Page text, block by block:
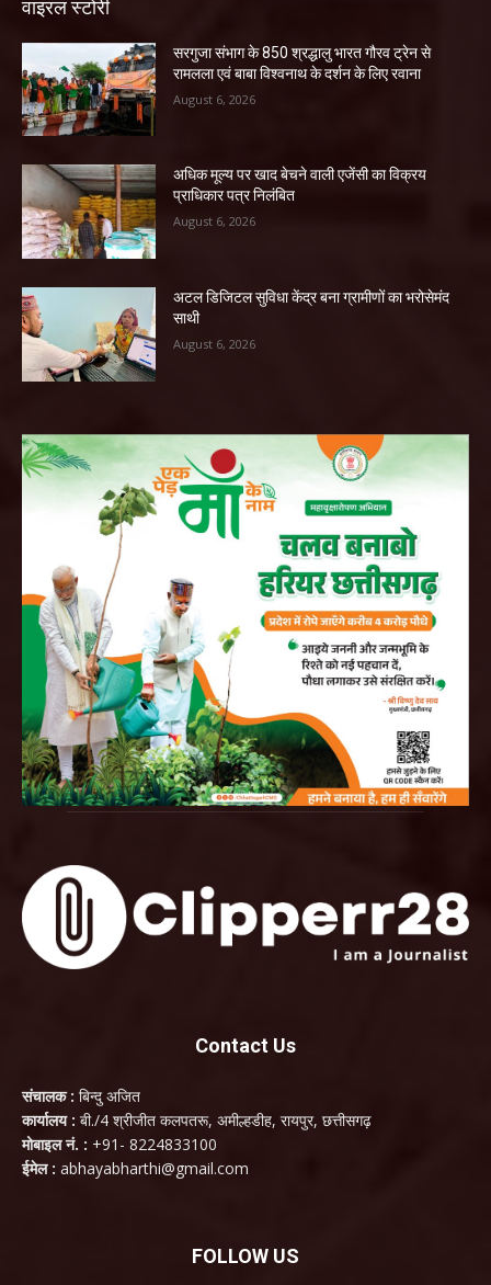
वाइरल स्टोरी
सरगुजा संभाग के 850 श्रद्धालु भारत गौरव ट्रेन से
रामलला एवं बाबा विश्वनाथ के दर्शन के लिए रवाना
August 6, 2026
अधिक मूल्य पर खाद बेचने वाली एजेंसी का विक्रय
प्राधिकार पत्र निलंबित
August 6, 2026
अटल डिजिटल सुविधा केंद्र बना ग्रामीणों का भरोसेमंद
साथी
August 6, 2026
Contact Us
संचालक : बिन्दु अजित
कार्यालय : बी./4 श्रीजीत कलपतरू, अमील्हडीह, रायपुर, छत्तीसगढ़
मोबाइल नं. : +91- 8224833100
ईमेल : abhayabharthi@gmail.com
FOLLOW US